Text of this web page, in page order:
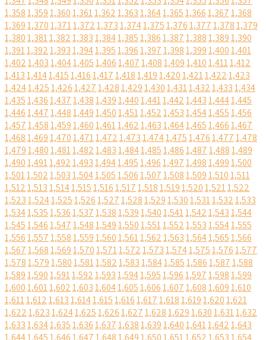
1,3581,3591,3601,3611,3621,3631,3641,3651,3661,3671,368
1,3691,3701,3711,3721,3731,3741,3751,3761,3771,3781,379
1,3801,3811,3821,3831,3841,3851,3861,3871,3881,3891,390
1,3911,3921,3931,3941,3951,3961,3971,3981,3991,4001,401
1,4021,4031,4041,4051,4061,4071,4081,4091,4101,4111,412
1,4131,4141,4151,4161,4171,4181,4191,4201,4211,4221,423
1,4241,4251,4261,4271,4281,4291,4301,4311,4321,4331,434
1,4351,4361,4371,4381,4391,4401,4411,4421,4431,4441,445
1,4461,4471,4481,4491,4501,4511,4521,4531,4541,4551,456
1,4571,4581,4591,4601,4611,4621,4631,4641,4651,4661,467
1,4681,4691,4701,4711,4721,4731,4741,4751,4761,4771,478
1,4791,4801,4811,4821,4831,4841,4851,4861,4871,4881,489
1,4901,4911,4921,4931,4941,4951,4961,4971,4981,4991,500
1,5011,5021,5031,5041,5051,5061,5071,5081,5091,5101,511
1,5121,5131,5141,5151,5161,5171,5181,5191,5201,5211,522
1,5231,5241,5251,5261,5271,5281,5291,5301,5311,5321,533
1,5341,5351,5361,5371,5381,5391,5401,5411,5421,5431,544
1,5451,5461,5471,5481,5491,5501,5511,5521,5531,5541,555
1,5561,5571,5581,5591,5601,5611,5621,5631,5641,5651,566
1,5671,5681,5691,5701,5711,5721,5731,5741,5751,5761,577
1,5781,5791,5801,5811,5821,5831,5841,5851,5861,5871,588
1,5891,5901,5911,5921,5931,5941,5951,5961,5971,5981,599
1,6001,6011,6021,6031,6041,6051,6061,6071,6081,6091,610
1,6111,6121,6131,6141,6151,6161,6171,6181,6191,6201,621
1,6221,6231,6241,6251,6261,6271,6281,6291,6301,6311,632
1,6331,6341,6351,6361,6371,6381,6391,6401,6411,6421,643